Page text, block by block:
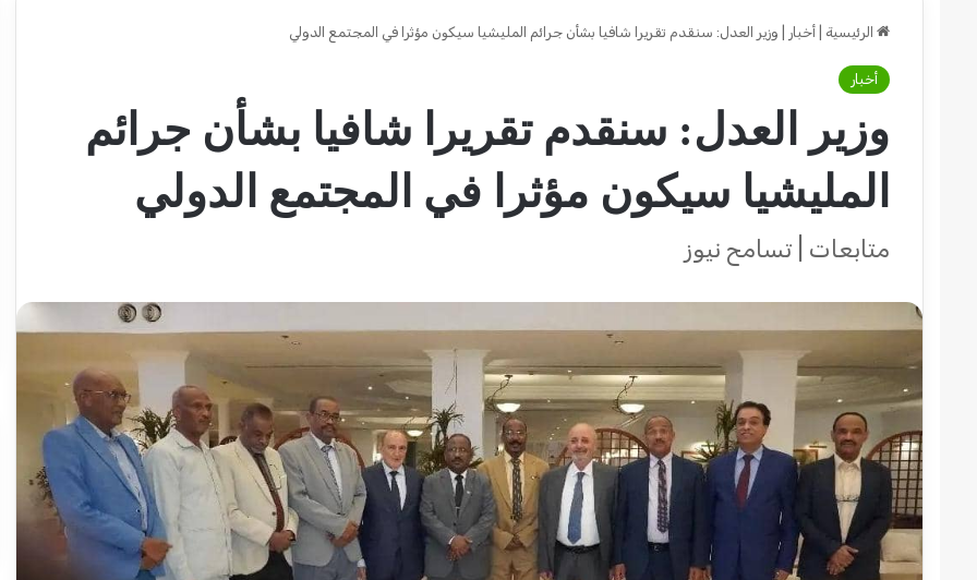
الرئيسية أخبار وزير العدل: سنقدم تقريرا شافيا بشأن جرائم المليشيا سيكون مؤثرا في المجتمع الدولي
أخبار
وزير العدل: سنقدم تقريرا شافيا بشأن جرائم
المليشيا سيكون مؤثرا في المجتمع الدولي
متابعات | تسامح نيوز